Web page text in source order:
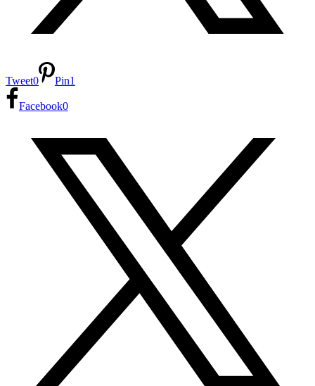
Tweet0 Pin1
Facebook0